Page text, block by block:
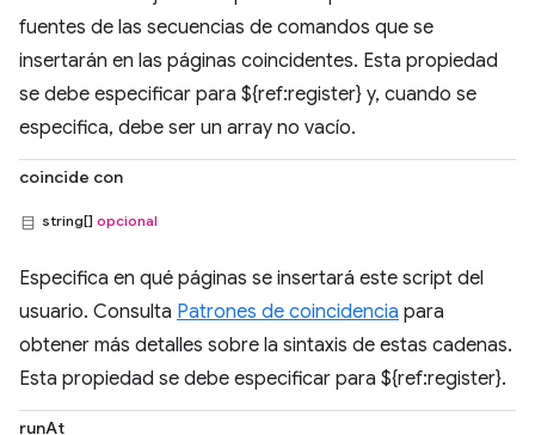
fuentes de las secuencias de comandos que se
insertarán en las páginas coincidentes. Esta propiedad
se debe especificar para ${ref:register} y, cuando se
especifica, debe ser un array no vacío.
coincide con
string[] opcional
Especifica en qué páginas se insertará este script del
usuario. Consulta Patrones de coincidencia para
obtener más detalles sobre la sintaxis de estas cadenas.
Esta propiedad se debe especificar para ${ref:register}.
runAt